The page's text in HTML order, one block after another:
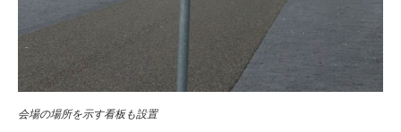
会場の場所を示す看板も設置